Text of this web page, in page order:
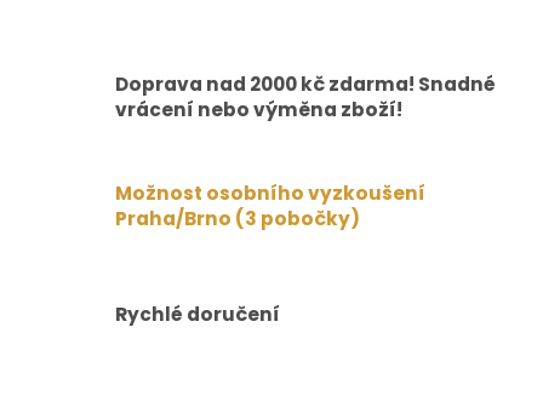
Doprava nad 2000 kč zdarma! Snadné
vrácení nebo výměna zboží!
Možnost osobního vyzkoušení
Praha/Brno (3 pobočky)
Rychlé doručení